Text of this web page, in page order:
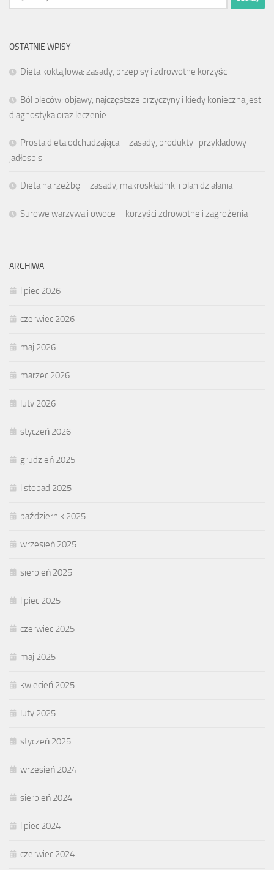
OSTATNIE WPISY
Dieta koktajlowa: zasady, przepisy i zdrowotne korzyści
Ból pleców: objawy, najczęstsze przyczyny i kiedy konieczna jest
diagnostyka oraz leczenie
Prosta dieta odchudzająca – zasady, produkty i przykładowy
jadłospis
Dieta na rzeźbę – zasady, makroskładniki i plan działania
Surowe warzywa i owoce – korzyści zdrowotne i zagrożenia
ARCHIWA
lipiec 2026
czerwiec 2026
maj 2026
marzec 2026
luty 2026
styczeń 2026
grudzień 2025
listopad 2025
październik 2025
wrzesień 2025
sierpień 2025
lipiec 2025
czerwiec 2025
maj 2025
kwiecień 2025
luty 2025
styczeń 2025
wrzesień 2024
sierpień 2024
lipiec 2024
czerwiec 2024